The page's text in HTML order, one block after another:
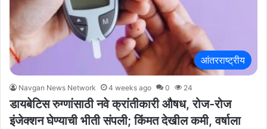
आंतरराष्ट्रीय
Navgan News Network 4 weeks ago 0 24
डायबेटिस रुग्णांसाठी नवे क्रांतीकारी औषध, रोज-रोज
इंजेक्शन घेण्याची भीती संपली; किंमत देखील कमी, वर्षाला